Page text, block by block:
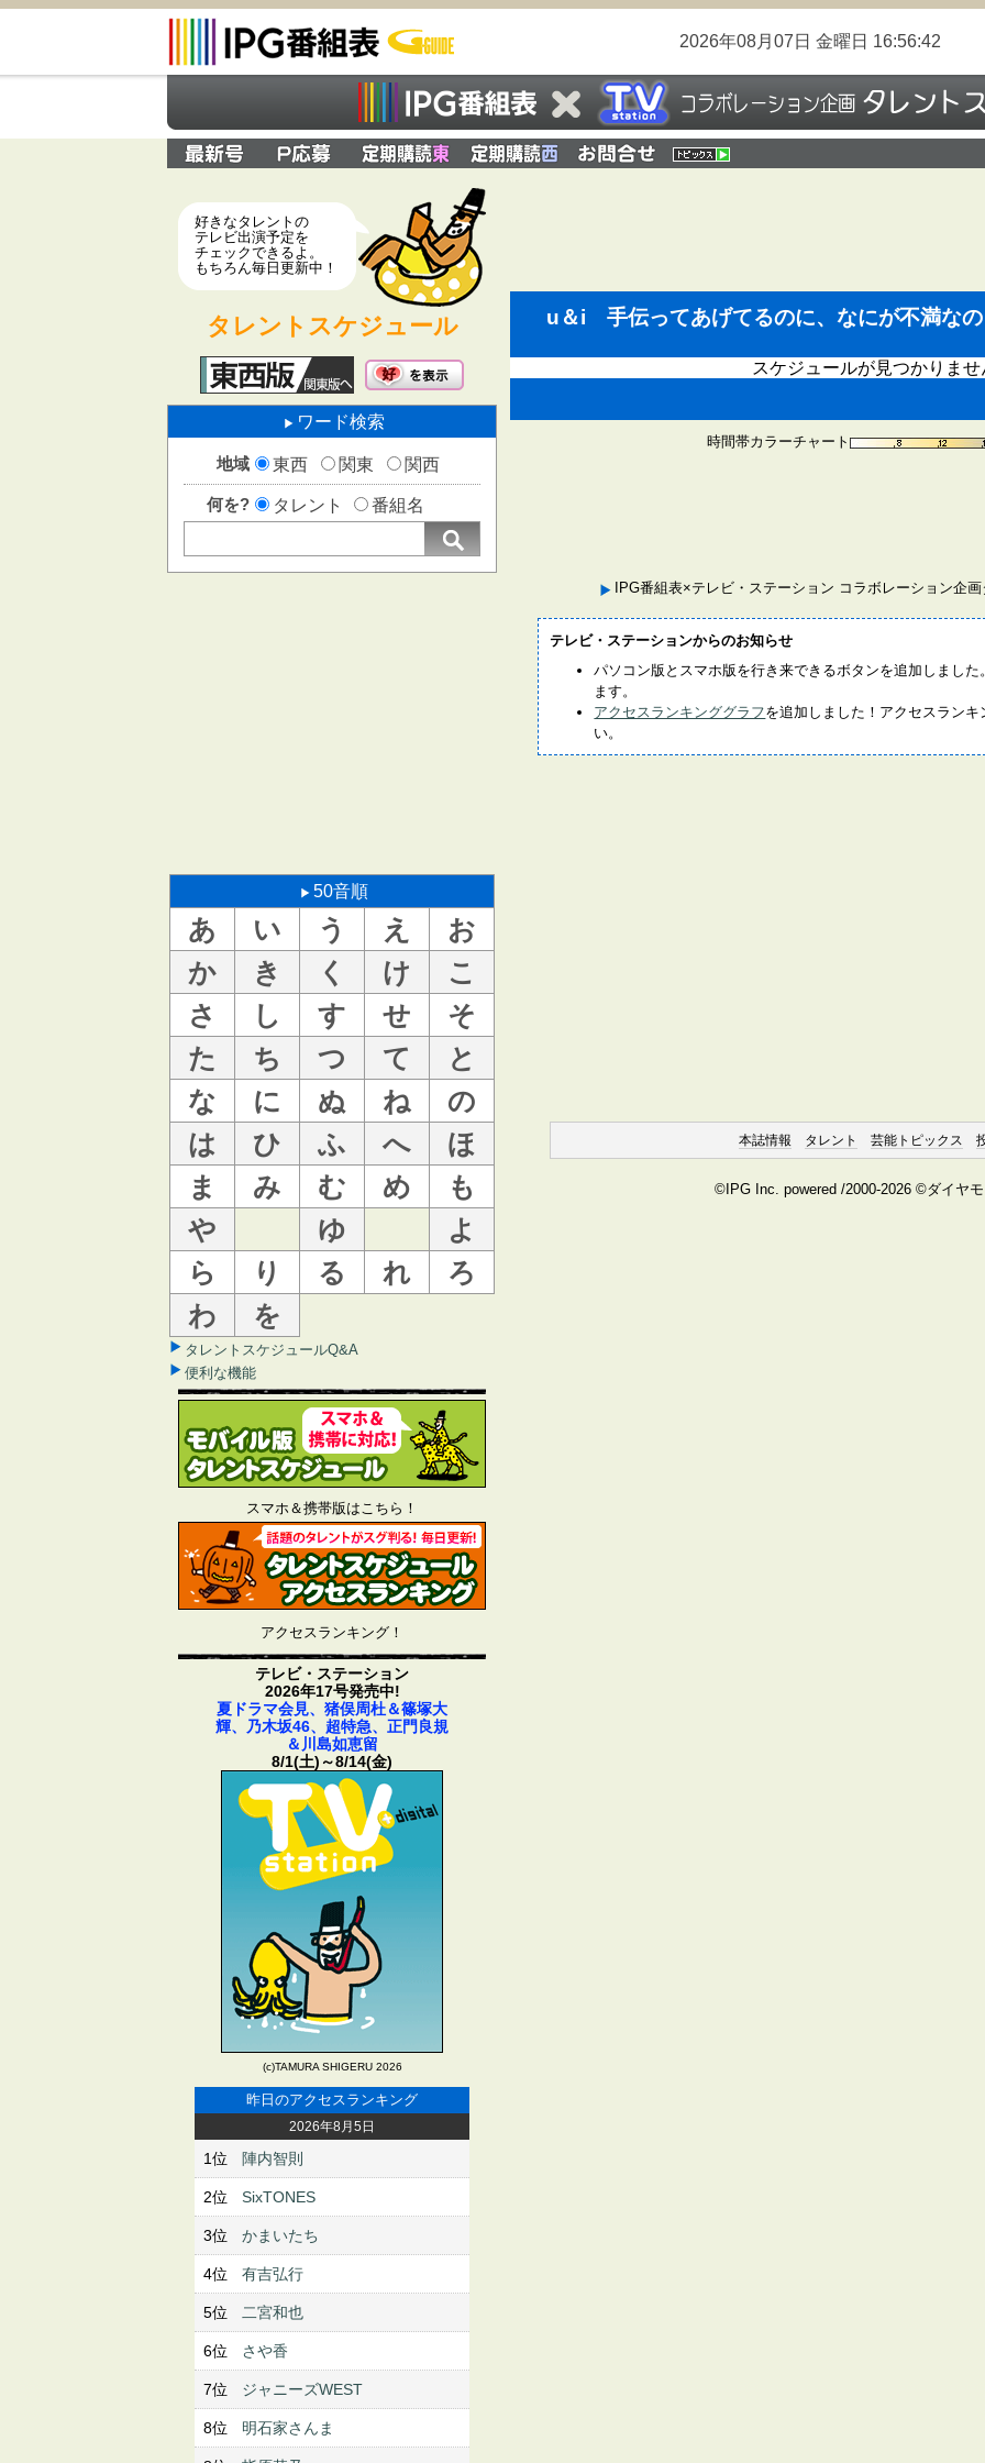
2026年08月07日 金曜日 16:56:43
好きなタレントの
テレビ出演予定を
チェックできるよ。
もちろん毎日更新中！
タレントスケジュール
ワード検索
地域 東西 関東 関西
何を? タレント 番組名
50音順
あ い う え
お
か
き く け
こ
さ
し す せ
そ
た
ち つ て
と
な
に ぬ ね
の
は
ひ ふ へ
ほ
ま
み む め
も
や
ゆ
よ
ら
り る れ
ろ
わ
を
タレントスケジュールQ&A
便利な機能
スマホ＆携帯版はこちら！
アクセスランキング！
テレビ・ステーション
2026年17号発売中!
夏ドラマ会見、猪俣周杜＆篠塚大
輝、乃木坂46、超特急、正門良規
＆川島如恵留
8/1(土)～8/14(金)
(c)TAMURA SHIGERU 2026
昨日のアクセスランキング
2026年8月5日
1位 陣内智則
2位 SixTONES
3位 かまいたち
4位 有吉弘行
5位 二宮和也
6位 さや香
7位 ジャニーズWEST
8位 明石家さんま
u＆i 手伝ってあげてるのに、なにが不満な
スケジュールが見つかりませ
時間帯カラーチャート
IPG番組表×テレビ・ステーション コラボレーション企
テレビ・ステーションからのお知らせ
パソコン版とスマホ版を行き来できるボタンを追加しまし
ます。
アクセスランキンググラフを追加しました！アクセスラン
い。
本誌情報 タレント 芸能トピックス
©IPG Inc. powered /2000-2026 ©ダイヤ